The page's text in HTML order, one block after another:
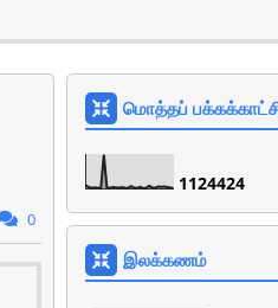
0
மொத்தப்
1124424
இலக்கணம்